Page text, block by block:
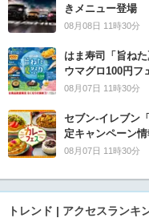
きメニュー登場
08月08日 11時30分
はま寿司「旨ね
ウマグロ100円フ
08月07日 11時30分
セブン‐イレブン
定キャンペーン情
08月07日 11時30分
トレンド | アクセスランキ